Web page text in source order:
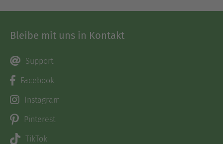
Bleibe mit uns in Kontakt
Support
Facebook
Instagram
Pinterest
TikTok